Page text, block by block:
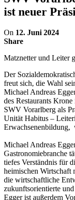
ist neuer
On 12. Juni 2024
Share
Matznetter und Leiter
Der
freut sich, die Wahl
Michael Andreas
des Restaurants
SWV Vorarlberg als
Unität Habitus –
Erwachsenenbildung,
Michael Andreas
Gastronomiebranche
tiefes Verständnis für
heimischen Wirtschaft
die wirtschaftliche
zukunftsorientierte
Egger ist außerdem